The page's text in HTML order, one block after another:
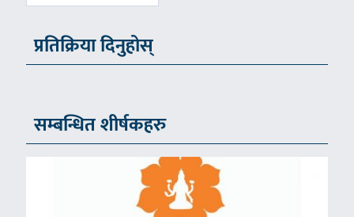
प्रतिक्रिया दिनुहोस्
सम्बन्धित शीर्षकहरु